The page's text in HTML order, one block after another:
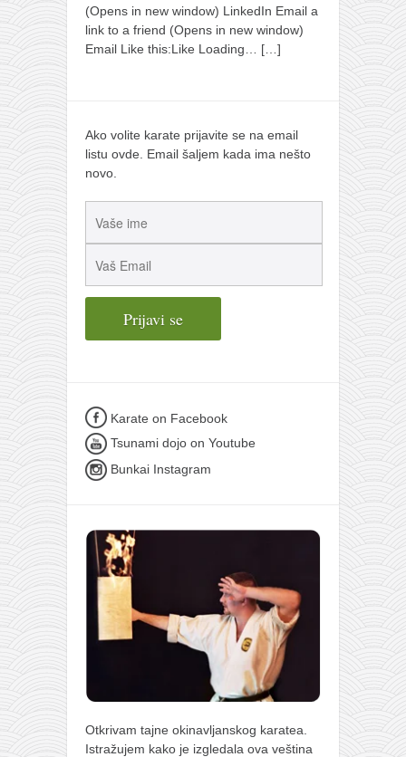
(Opens in new window) LinkedIn Email a
link to a friend (Opens in new window)
Email Like this:Like Loading…
[…]
Ako volite karate prijavite se na email
listu ovde. Email šaljem kada ima nešto
novo.
Karate on Facebook
Tsunami dojo on Youtube
Bunkai Instagram
Otkrivam tajne okinavljanskog karatea.
Istražujem kako je izgledala ova veština